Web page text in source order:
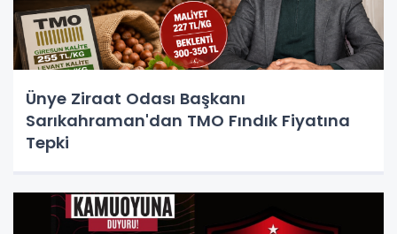
Ünye Ziraat Odası Başkanı
Sarıkahraman'dan TMO Fındık Fiyatına
Tepki